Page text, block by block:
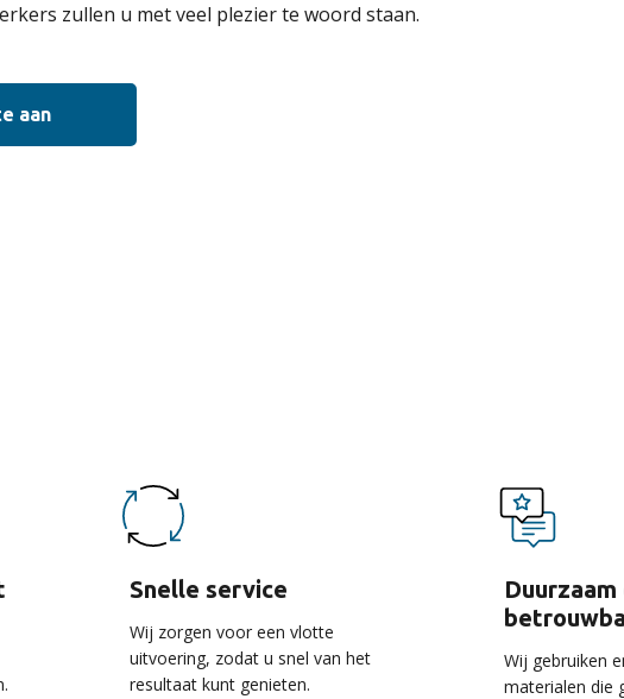
zullen u met veel plezier te woord staan.
aan
Snelle service
Wij zorgen voor een vlotte
uitvoering, zodat u snel van het
resultaat kunt genieten.
Duurzaam
Wij gebruiken
materialen die